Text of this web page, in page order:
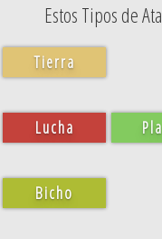
Estos Tipos de
Tierra
Lucha
Bicho